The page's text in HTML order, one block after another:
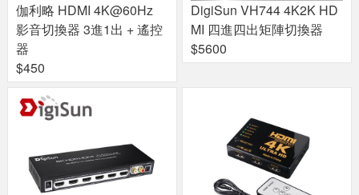
伽利略 HDMI 4K@60Hz
影音切換器 3進1出 + 遙控
器
$450
DigiSun VH744 4K2K HD
MI 四進四出矩陣切換器
$5600